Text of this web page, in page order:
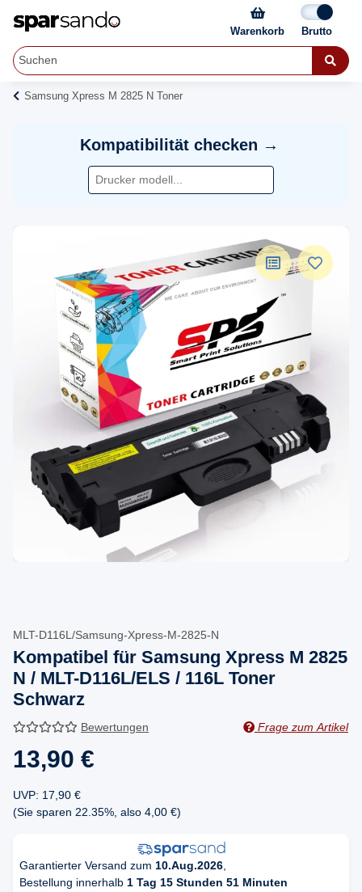
Warenkorb
Samsung Xpress M 2825 N Toner
Kompatibilität checken →
MLT-D116L/Samsung-Xpress-M-2825-N
Kompatibel für Samsung Xpress M 2825
N / MLT-D116L/ELS / 116L Toner
Schwarz
Bewertungen Frage zum Artikel
13,90 €
UVP: 17,90 €
(Sie sparen 22.35% , also 4,00 €)
Garantierter Versand zum 10.Aug.2026
Bestellung innerhalb 1 Tag 15 Stunden 51 Minuten